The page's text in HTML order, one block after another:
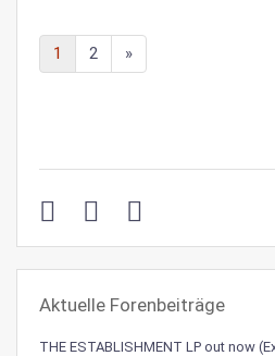
1 2 »
Aktuelle Forenbeiträge
THE ESTABLISHMENT LP out now